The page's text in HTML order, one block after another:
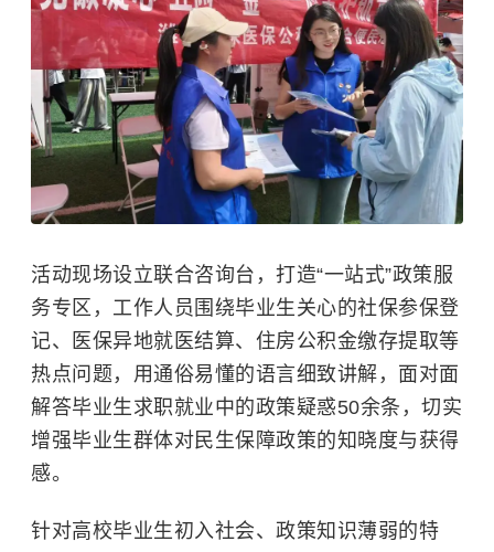
活动现场设立联合咨询台，打造“一站式”政策服
务专区，工作人员围绕毕业生关心的社保参保登
记、医保异地就医结算、住房公积金缴存提取等
热点问题，用通俗易懂的语言细致讲解，面对面
解答毕业生求职就业中的政策疑惑50余条，切实
增强毕业生群体对民生保障政策的知晓度与获得
感。
针对高校毕业生初入社会、政策知识薄弱的特